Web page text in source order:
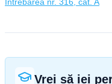
Vrei să iei